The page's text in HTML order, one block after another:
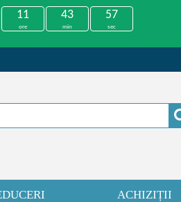
11
ore
43
min
57
sec
ACHIZIȚII